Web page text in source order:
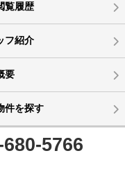
覧履歴
フ紹介
要
件を探す
680-5766